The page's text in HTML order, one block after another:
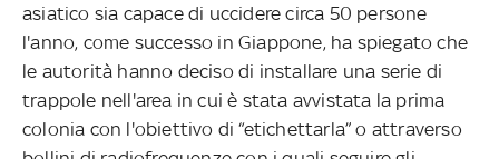
asiatico sia capace di uccidere circa 50 persone
l'anno, come successo in Giappone, ha spiegato che
le autorità hanno deciso di installare una serie di
trappole nell'area in cui è stata avvistata la prima
colonia con l'obiettivo di “etichettarla” o attraverso